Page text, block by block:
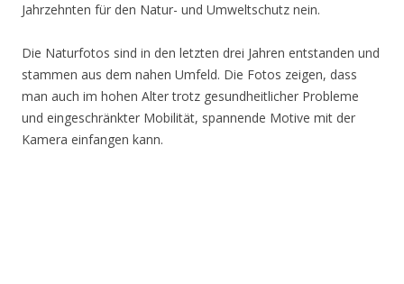
Jahrzehnten für den Natur- und Umweltschutz nein.
Die Naturfotos sind in den letzten drei Jahren entstanden und
stammen aus dem nahen Umfeld. Die Fotos zeigen, dass
man auch im hohen Alter trotz gesundheitlicher Probleme
und eingeschränkter Mobilität, spannende Motive mit der
Kamera einfangen kann.